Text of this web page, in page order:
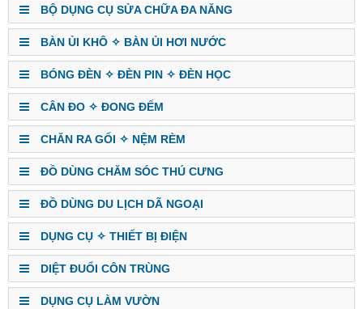
BỘ DỤNG CỤ SỬA CHỮA ĐA NĂNG
BÀN ỦI KHÔ ✧ BÀN ỦI HƠI NƯỚC
BÓNG ĐÈN ✧ ĐÈN PIN ✧ ĐÈN HỌC
CÂN ĐO ✧ ĐONG ĐẾM
CHĂN RA GỐI ✧ NỆM RÈM
ĐỒ DÙNG CHĂM SÓC THÚ CƯNG
ĐỒ DÙNG DU LỊCH DÃ NGOẠI
DỤNG CỤ ✧ THIẾT BỊ ĐIỆN
DIỆT ĐUỔI CÔN TRÙNG
DỤNG CỤ LÀM VƯỜN